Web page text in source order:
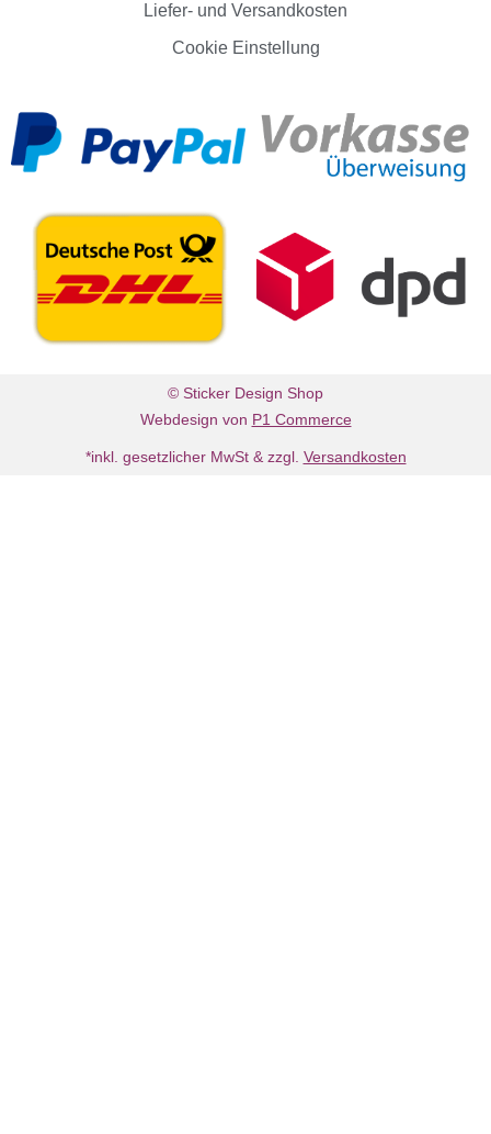
Liefer- und Versandkosten
Cookie Einstellung
© Sticker Design Shop
Webdesign von P1 Commerce
*inkl. gesetzlicher MwSt & zzgl. Versandkosten